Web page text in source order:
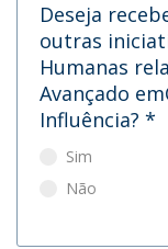
Deseja
outras
Humanas
Avançado
Influência? *
Sim
Não